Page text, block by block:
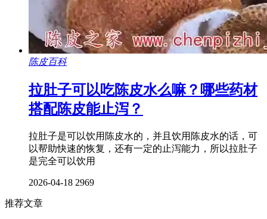
陈皮百科
拉肚子可以吃陈皮水么嘛？哪些药材
搭配陈皮能止泻？
拉肚子是可以饮用陈皮水的，并且饮用陈皮水的话，可
以帮助快速的恢复，还有一定的止泻能力，所以拉肚子
是完全可以饮用
2026-04-18 2969
推荐文章